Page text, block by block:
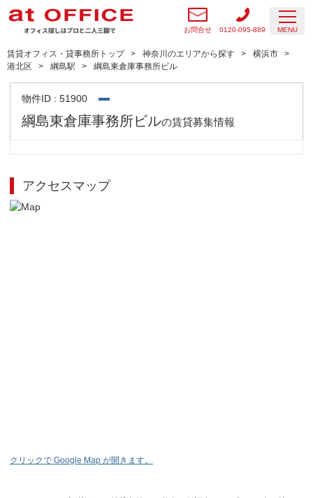
お問合せ 0120-095-889 MENU
賃貸オフィス・貸事務所トップ 神奈川のエリアから探す
横浜市
港北区
綱島駅 綱島東倉庫事務所ビル
物件ID : 51900
綱島東倉庫事務所ビルの賃貸募集情報
アクセスマップ
クリックで Google Map が開きます。